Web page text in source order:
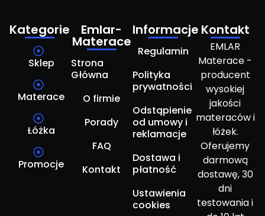
Kategorie
Sklep
Materace
Łóżka
Promocje
Emlar-
Materace
Strona
Główna
O firmie
Porady
FAQ
Kontakt
Informacje
Regulamin
Polityka
prywatności
Odstąpienie
od umowy i
reklamacje
Dostawa i
płatność
Ustawienia
cookies
Kontakt
EMLAR
Materace -
producent
wysokiej
jakości
materaców i
łóżek.
Oferujemy
darmową
dostawę, 30
dni
testowania i